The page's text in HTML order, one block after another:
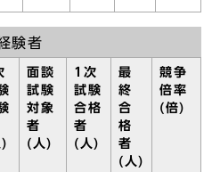
験者
面談
試験
対象
者
(人)
1次
試験
合格
者
(人)
最
終
合
格
者
(人)
競争
倍率
(倍)